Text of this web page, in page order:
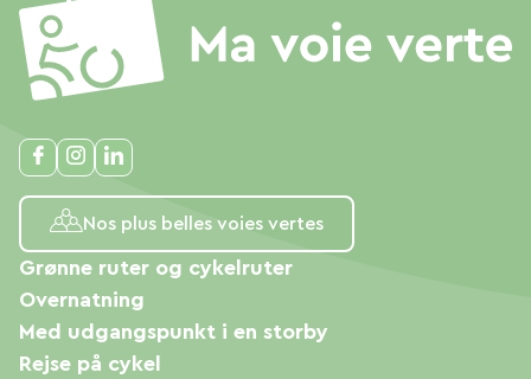
Nos plus belles voies vertes
Grønne ruter og cykelruter
Overnatning
Med udgangspunkt i en storby
Rejse på cykel